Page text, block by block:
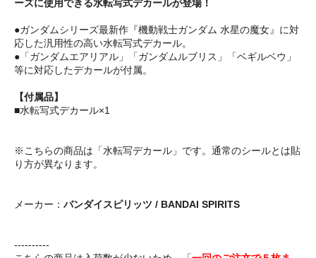
ーズに使用できる水転写式デカールが登場！
●ガンダムシリーズ最新作『機動戦士ガンダム 水星の魔女』に対
応した汎用性の高い水転写式デカール。
●「ガンダムエアリアル」「ガンダムルブリス」「ベギルベウ」
等に対応したデカールが付属。
【付属品】
■水転写式デカール×1
※こちらの商品は「水転写デカール」です。通常のシールとは貼
り方が異なります。
メーカー： バンダイスピリッツ / BANDAI SPIRITS
----------